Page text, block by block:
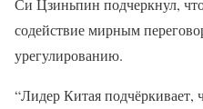
содействие мирным
урегулированию.
“Лидер Китая подчёркивает,